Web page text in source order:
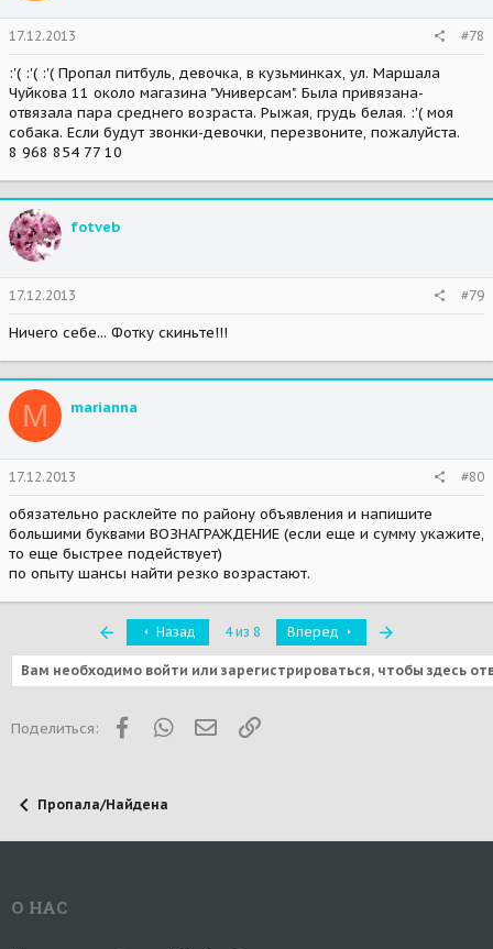
17.12.2013 #78
:'( :'( :'( Пропал питбуль, девочка, в кузьминках, ул. Маршала
Чуйкова 11 около магазина "Универсам". Была привязана-
отвязала пара среднего возраста. Рыжая, грудь белая. :'( моя
собака. Если будут звонки-девочки, перезвоните, пожалуйста.
8 968 854 77 10
fotveb
17.12.2013 #79
Ничего себе... Фотку скиньте!!!
M marianna
17.12.2013 #80
обязательно расклейте по району объявления и напишите
большими буквами ВОЗНАГРАЖДЕНИЕ (если еще и сумму укажите,
то еще быстрее подействует)
по опыту шансы найти резко возрастают.
ПервыйНазад 4 из 8 Вперед
Вам необходимо войти или зарегистрироваться, чтобы здесь
Поделиться: FacebookWhatsAppЭлектронная почта
Ссылка
Пропала/Найдена
О НАС